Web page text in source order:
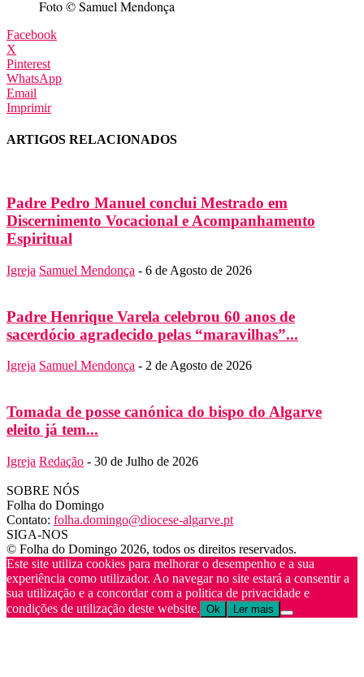
Foto © Samuel Mendonça
Facebook
X
Pinterest
WhatsApp
Email
Imprimir
ARTIGOS RELACIONADOS
Padre Pedro Manuel conclui Mestrado em
Discernimento Vocacional e Acompanhamento
Espiritual
Igreja Samuel Mendonça - 6 de Agosto de 2026
Padre Henrique Varela celebrou 60 anos de
sacerdócio agradecido pelas “maravilhas”...
Igreja Samuel Mendonça - 2 de Agosto de 2026
Tomada de posse canónica do bispo do Algarve
eleito já tem...
Igreja Redação - 30 de Julho de 2026
SOBRE NÓS
Folha do Domingo
Contato: folha.domingo@diocese-algarve.pt
SIGA-NOS
© Folha do Domingo 2026, todos os direitos reservados.
Este site utiliza cookies para melhorar o desempenho e a sua
experiência como utilizador. Ao navegar no site estará a consentir a
sua utilização e a concordar com a politica de privacidade e
condições de utilização deste website. Ok Ler mais